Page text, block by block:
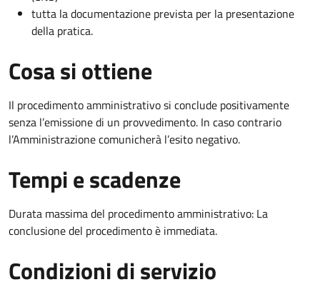
tutta la documentazione prevista per la presentazione
della pratica.
Cosa si ottiene
Il procedimento amministrativo si conclude positivamente
senza l’emissione di un provvedimento. In caso contrario
l’Amministrazione comunicherà l’esito negativo.
Tempi e scadenze
Durata massima del procedimento amministrativo: La
conclusione del procedimento è immediata.
Condizioni di servizio